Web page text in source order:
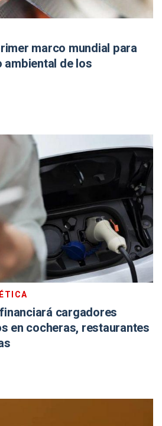
marco mundial para
de los
cargadores
en cocheras, restaurantes